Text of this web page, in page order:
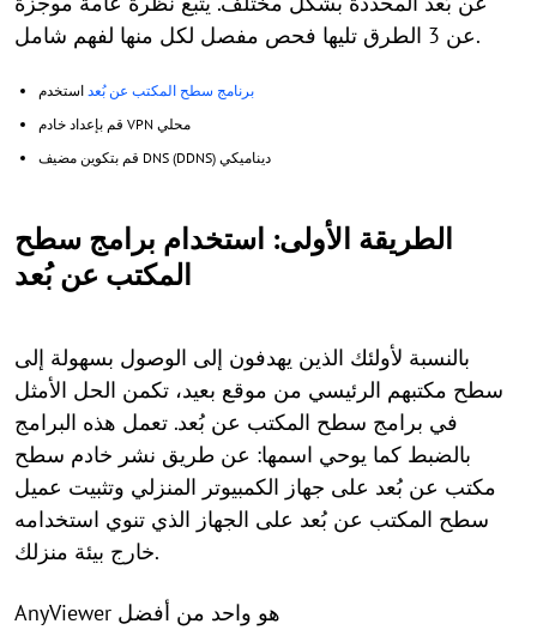
عن 3 الطرق تليها فحص مفصل لكل منها لفهم شامل.
برنامج سطح المكتب عن بُعد
قم بإعداد خادم VPN محلي
قم بتكوين مضيف DNS (DDNS) ديناميكي
الطريقة الأولى: استخدام برامج سطح
المكتب عن بُعد
بالنسبة لأولئك الذين يهدفون إلى الوصول بسهولة إلى
سطح مكتبهم الرئيسي من موقع بعيد، تكمن الحل الأمثل
في برامج سطح المكتب عن بُعد. تعمل هذه البرامج
بالضبط كما يوحي اسمها: عن طريق نشر خادم سطح
مكتب عن بُعد على جهاز الكمبيوتر المنزلي وتثبيت عميل
سطح المكتب عن بُعد على الجهاز الذي تنوي استخدامه
خارج بيئة منزلك.
AnyViewer هو واحد من أفضل